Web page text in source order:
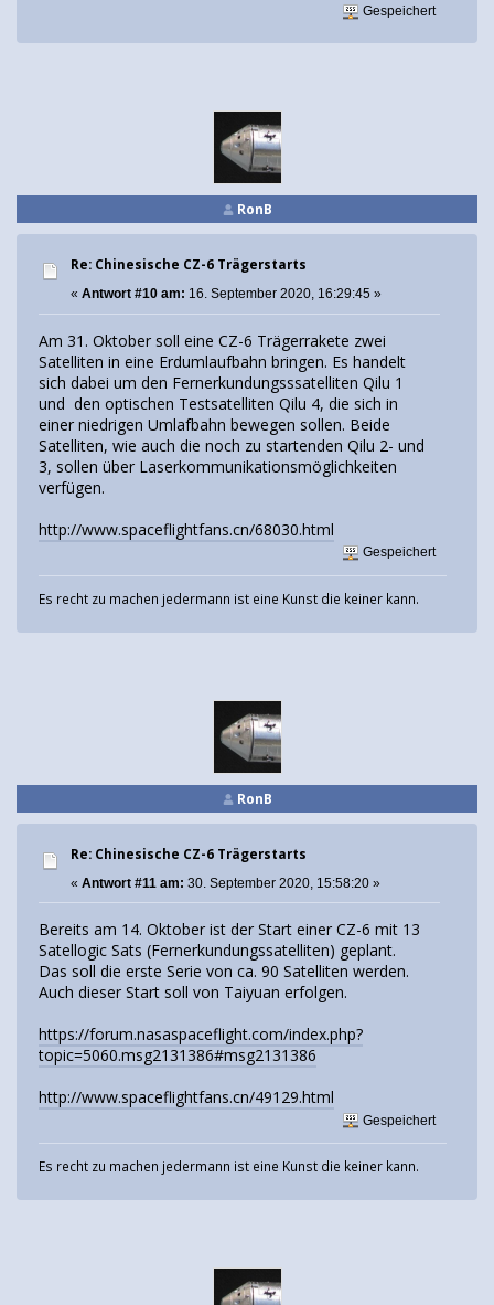
Gespeichert
RonB
Re: Chinesische CZ-6 Trägerstarts
« Antwort #10 am: 16. September 2020, 16:29:45 »
Am 31. Oktober soll eine CZ-6 Trägerrakete zwei
Satelliten in eine Erdumlaufbahn bringen. Es handelt
sich dabei um den Fernerkundungsssatelliten Qilu 1
und den optischen Testsatelliten Qilu 4, die sich in
einer niedrigen Umlafbahn bewegen sollen. Beide
Satelliten, wie auch die noch zu startenden Qilu 2- und
3, sollen über Laserkommunikationsmöglichkeiten
verfügen.
http://www.spaceflightfans.cn/68030.html
Gespeichert
Es recht zu machen jedermann ist eine Kunst die keiner kann.
RonB
Re: Chinesische CZ-6 Trägerstarts
« Antwort #11 am: 30. September 2020, 15:58:20 »
Bereits am 14. Oktober ist der Start einer CZ-6 mit 13
Satellogic Sats (Fernerkundungssatelliten) geplant.
Das soll die erste Serie von ca. 90 Satelliten werden.
Auch dieser Start soll von Taiyuan erfolgen.
https://forum.nasaspaceflight.com/index.php?
topic=5060.msg2131386#msg2131386
http://www.spaceflightfans.cn/49129.html
Gespeichert
Es recht zu machen jedermann ist eine Kunst die keiner kann.